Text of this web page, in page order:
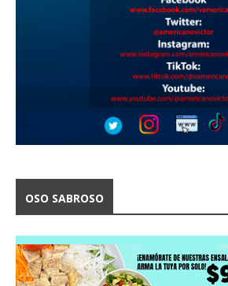
OSO SABROSO